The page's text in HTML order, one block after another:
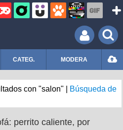
CATEG. MODERA
con "salon" |
Búsqueda de
perrito caliente, por